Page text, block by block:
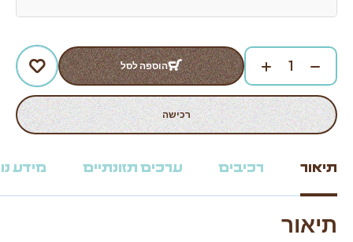
הוספה לסל
רכישה
תיאור רכיבים ערכים תזונתיים מידע
תיאור